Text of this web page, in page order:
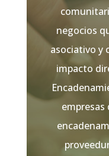
negocios
asociativo y
impacto